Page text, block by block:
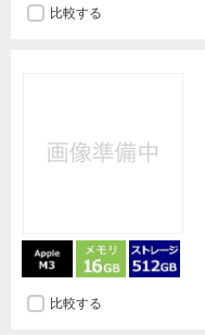
比較する
比較する